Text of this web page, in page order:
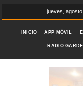
jueves,
INICIO APP MÓVIL
RADIO